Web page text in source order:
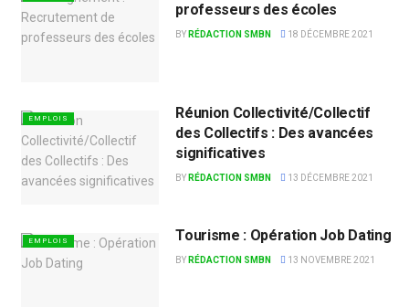
professeurs des écoles
BY RÉDACTION SMBN 18 DÉCEMBRE 2021
EMPLOIS
Réunion Collectivité/Collectif
des Collectifs : Des avancées
significatives
BY RÉDACTION SMBN 13 DÉCEMBRE 2021
EMPLOIS Tourisme : Opération Job Dating
BY RÉDACTION SMBN 13 NOVEMBRE 2021